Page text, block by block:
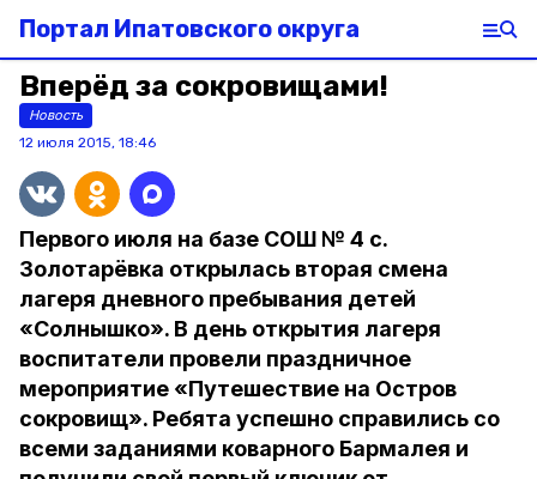
Портал Ипатовского округа
Вперёд за сокровищами!
Новость
12 июля 2015, 18:46
Первого июля на базе СОШ № 4 с.
Золотарёвка открылась вторая смена
лагеря дневного пребывания детей
«Солнышко». В день открытия лагеря
воспитатели провели праздничное
мероприятие «Путешествие на Остров
сокровищ». Ребята успешно справились со
всеми заданиями коварного Бармалея и